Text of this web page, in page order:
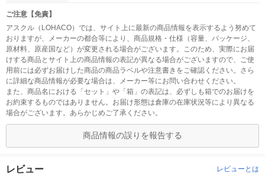
ご注意【免責】
アスクル（LOHACO）では、サイト上に最新の商品情報を表示するよう努めて
おりますが、メーカーの都合等により、商品規格・仕様（容量、パッケージ、
原材料、原産国など）が変更される場合がございます。このため、実際にお届
けする商品とサイト上の商品情報の表記が異なる場合がございますので、ご使
用前には必ずお届けした商品の商品ラベルや注意書きをご確認ください。さら
に詳細な商品情報が必要な場合は、メーカー等にお問い合わせください。
また、商品名における「セット」や「箱」の表記は、必ずしも箱でのお届けを
お約束するものではありません。お届け形態は倉庫の在庫状況等により異なる
場合がございます。あらかじめご了承ください。
商品情報の誤りを報告する
レビュー レビューとは